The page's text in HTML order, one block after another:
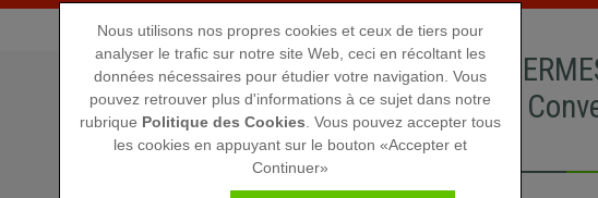
Canapé
Élégant,
Noir
Nous utilisons nos propres cookies et ceux de tiers pour
analyser le trafic sur notre site Web, ceci en récoltant les
données nécessaires pour étudier votre navigation. Vous
pouvez retrouver plus d'informations à ce sujet dans notre
rubrique Politique des Cookies . Vous pouvez accepter tous
les cookies en appuyant sur le bouton «Accepter et
Continuer»